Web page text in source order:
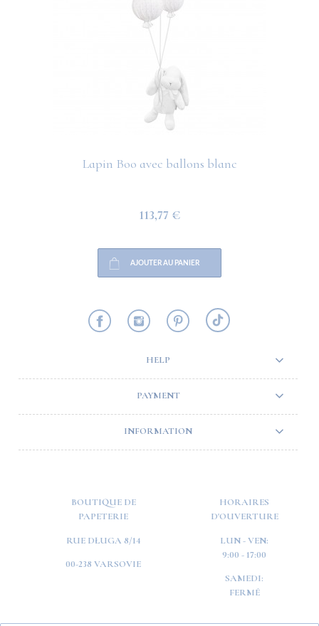
Lapin Boo avec ballons blanc
113,77 €
AJOUTER AU PANIER
HELP
PAYMENT
INFORMATION
BOUTIQUE DE
PAPETERIE
RUE DŁUGA 8/14
00-238 VARSOVIE
HORAIRES
D'OUVERTURE
LUN - VEN:
9:00 - 17:00
SAMEDI:
FERMÉ